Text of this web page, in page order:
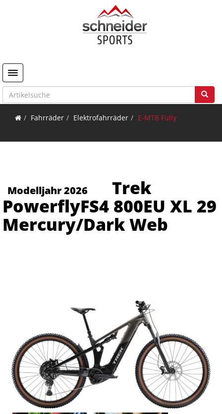
Toggle navigation
Fahrräder Elektrofahrräder E-MTB Fully
Modelljahr 2026
Trek
PowerflyFS4 800EU XL 29
Mercury/Dark Web